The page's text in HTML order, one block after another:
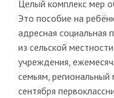
Целый комплекс мер
Это пособие на
адресная
из сельской
учреждения,
семьям, региональный
сентября